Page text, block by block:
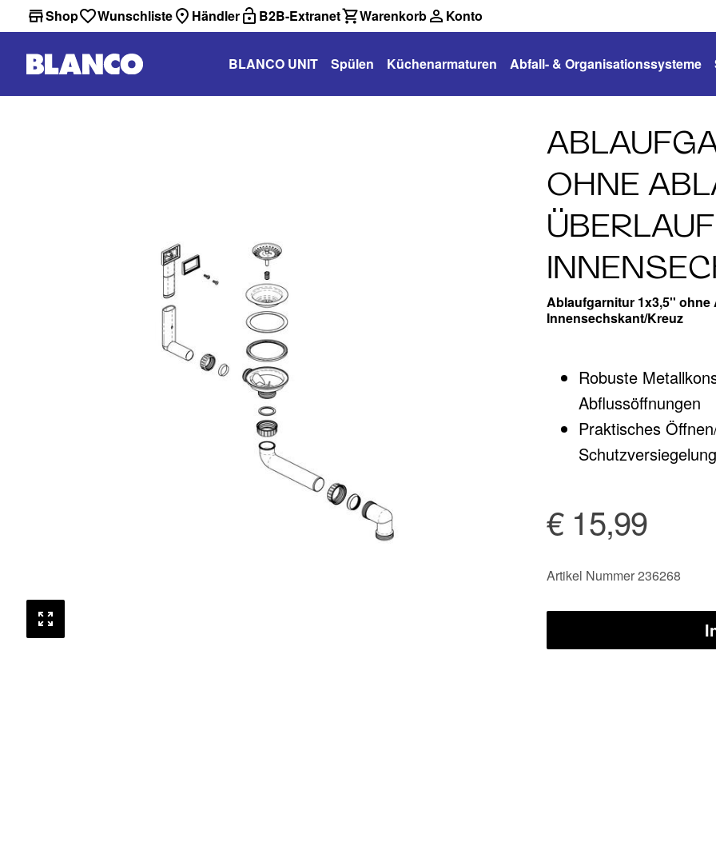
Shop Wunschliste Händler B2B-Extranet Warenkorb Konto
BLANCO UNIT Spülen Küchenarmaturen Abfall- & Organisationssysteme
OHNE
Ablaufgarnitur 1x3,5''
Innensechskant/Kreuz
Robuste
Abflussöffnungen
Praktisches
€ 15,99
Artikel Nummer 236268